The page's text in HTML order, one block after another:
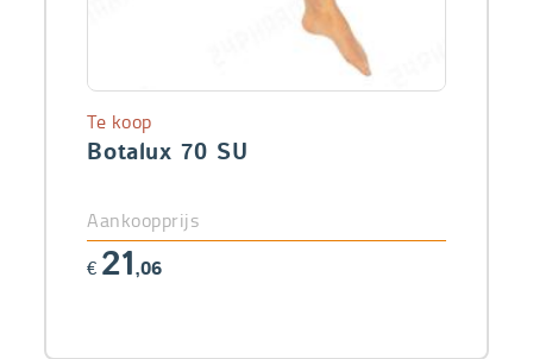
Botalux 70 SU
Te koop
Aankoopprijs
€ 21,06